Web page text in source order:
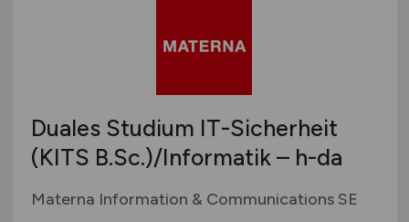
Duales Studium IT-Sicherheit
(KITS B.Sc.)/Informatik – h-da
Materna Information & Communications SE